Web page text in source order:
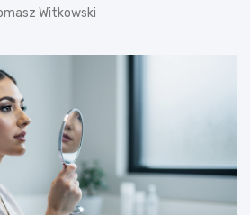
Witkowski